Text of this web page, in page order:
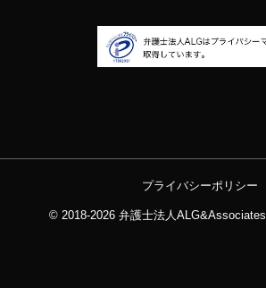
プライバシーポリシー
© 2018-2026 弁護士法人ALG&Associates